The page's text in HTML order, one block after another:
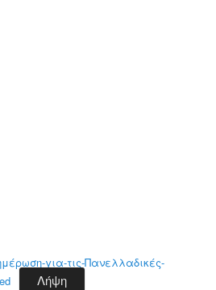
για-τις-Πανελλαδικές-
Λήψη